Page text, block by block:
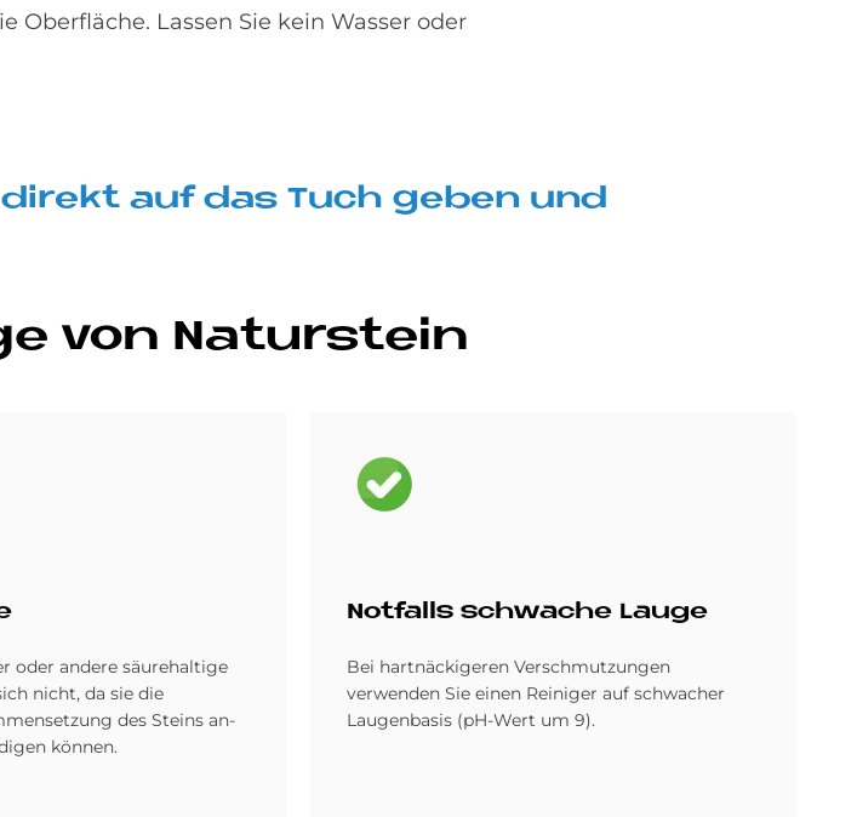
Oberfläche. Lassen Sie kein Wasser oder
auf das Tuch ge­ben und
von Na­tur­stein
oder andere säure­haltige
nicht, da sie die
des Steins an­
können.
Bild
Not­fal­ls schwache Lau­ge
Bei hartnäckigeren Verschmutzungen
verwenden Sie einen Reiniger auf schwacher
Laugenbasis (pH-Wert um 9).